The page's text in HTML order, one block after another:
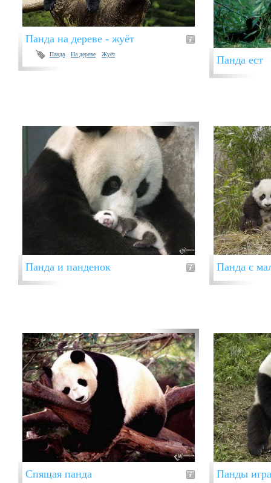
Панда на дереве - жуёт
Панда На дереве Жуёт Панда ест
Панда и панденок Панда с
Спящая панда Панды